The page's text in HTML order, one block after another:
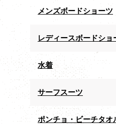
メンズボードショーツ
レディースボードショ
水着
サーフスーツ
ポンチョ・ビーチタオ